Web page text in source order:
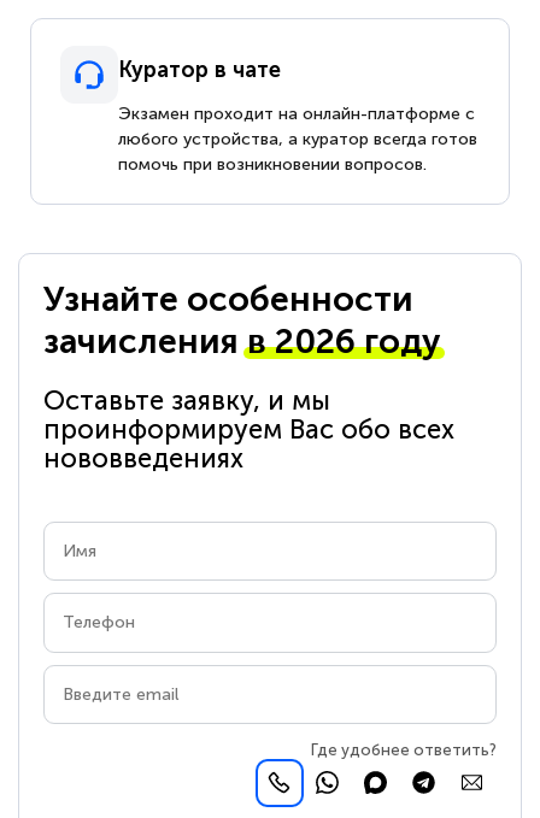
Куратор в чате
Экзамен проходит на онлайн-платформе с
любого устройства, а куратор всегда готов
помочь при возникновении вопросов.
Узнайте особенности
зачисленияв 2026 году
Оставьте заявку, и мы
проинформируем Вас обо всех
нововведениях
Где удобнее ответить?